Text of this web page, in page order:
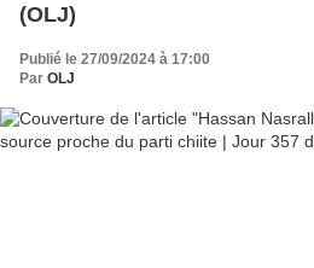
(OLJ)
Publié le 27/09/2024 à 17:00
Par OLJ